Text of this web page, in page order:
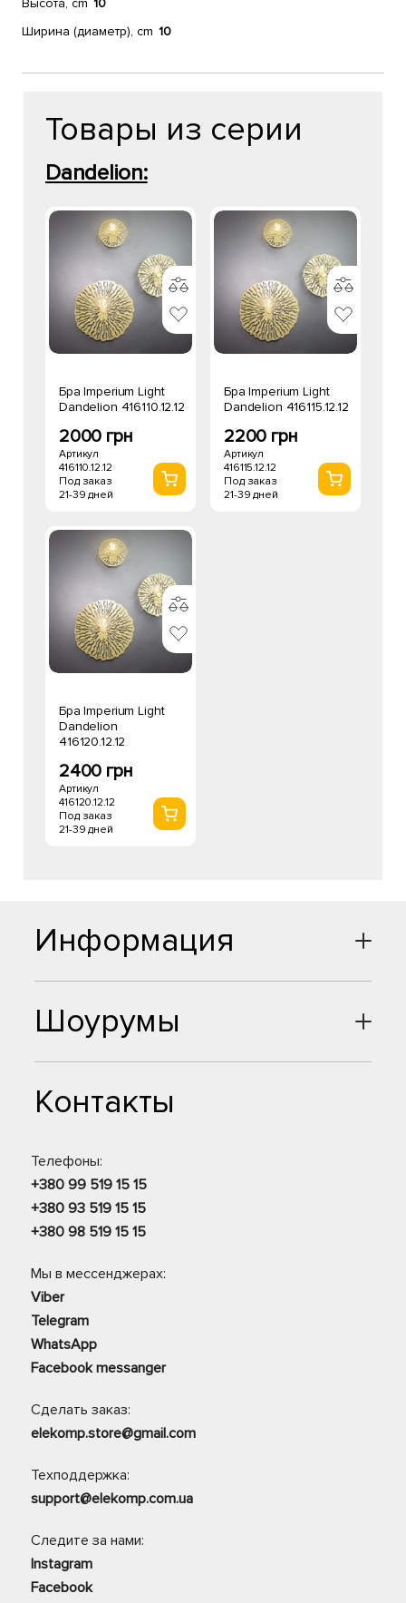
Высота, cm 10
Ширина (диаметр), cm 10
Товары из серии
Dandelion:
Бра Imperium Light
Dandelion 416110.12.12
2000 грн
Артикул
416110.12.12
Под заказ
21-39 дней
Бра Imperium Light
Dandelion 416115.12.12
2200 грн
Артикул
416115.12.12
Под заказ
21-39 дней
Бра Imperium Light
Dandelion
416120.12.12
2400 грн
Артикул
416120.12.12
Под заказ
21-39 дней
Шоурумы
Контакты
Телефоны:
+380 99 519 15 15
+380 93 519 15 15
+380 98 519 15 15
Мы в мессенджерах:
Viber
Telegram
WhatsApp
Facebook messanger
Сделать заказ:
elekomp.store@gmail.com
Техподдержка:
support@elekomp.com.ua
Следите за нами:
Instagram
Facebook
Информация